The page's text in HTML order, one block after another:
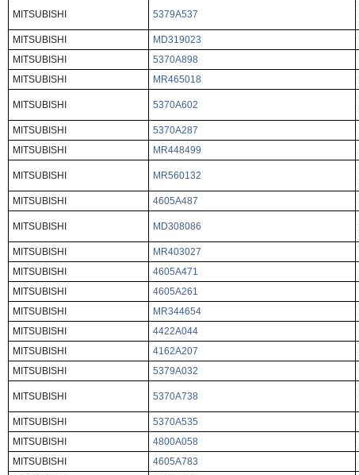
MITSUBISHI 5379A537
MITSUBISHI
MD319023
MITSUBISHI
5370A898
MITSUBISHI
MR465018
MITSUBISHI 5370A602
MITSUBISHI
5370A287
MITSUBISHI
MR448499
MITSUBISHI MR560132
MITSUBISHI
4605A487
MITSUBISHI MD308086
MITSUBISHI
MR403027
MITSUBISHI
4605A471
MITSUBISHI
4605A261
MITSUBISHI
MR344654
MITSUBISHI
4422A044
MITSUBISHI
4162A207
MITSUBISHI
5379A032
MITSUBISHI 5370A738
MITSUBISHI
5370A535
MITSUBISHI
4800A058
MITSUBISHI
4605A783